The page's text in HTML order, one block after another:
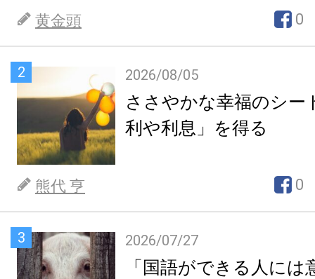
黄金頭 0
2 2026/08/05
ささやかな幸福のシー
利や利息」を得る
熊代 亨 0
3 2026/07/27
「国語ができる人には